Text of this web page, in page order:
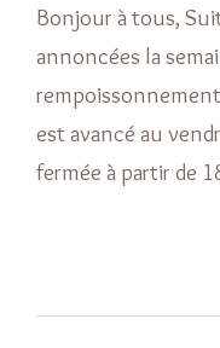
Bonjour à tous,
annoncées la
est avancé au
fermée à partir de